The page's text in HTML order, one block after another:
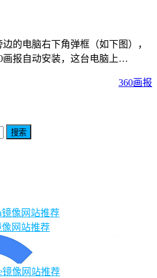
的电脑右下角弹框（如下图），
画报自动安装，这台电脑上…
360画报
搜索
网站推荐
镜像网站推荐